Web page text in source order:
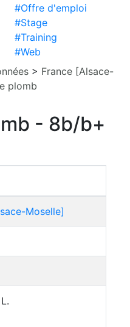
#Offre d'emploi
#Stage
#Training
#Web
> France [Alsace-
plomb
- 8b/b+
Moselle]